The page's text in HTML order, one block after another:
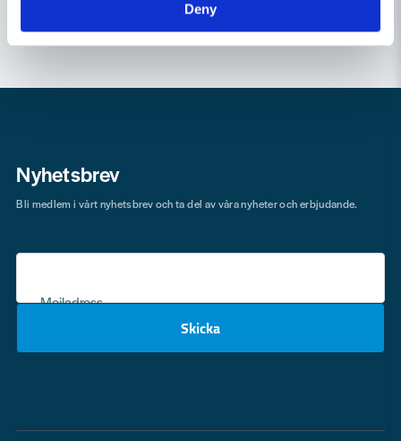
Deny
Nyhetsbrev
Mejladress
Skicka
Bli medlem i vårt nyhetsbrev och ta del av våra nyheter och erbjudande.